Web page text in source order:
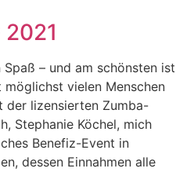
– und am schönsten ist
vielen Menschen
der lizensierten Zumba-
Stephanie Köchel, mich
Benefiz-Event in
dessen Einnahmen alle